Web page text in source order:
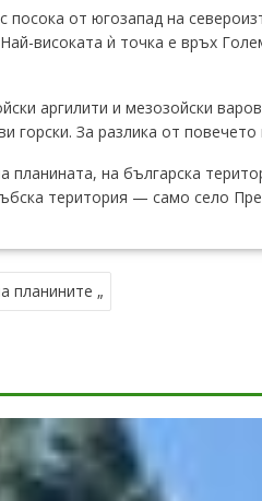
посока от югозапад на
високата ѝ точка е връх
аргилити и мезозойски
горски. За разлика от
на българска
територия — само село
планините „